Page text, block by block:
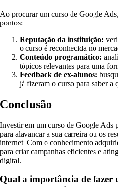
Ao procurar um curso de Google
pontos:
Reputação da instituição:
o curso é reconhecida no
Conteúdo programático:
tópicos relevantes para uma
Feedback de ex-alunos:
já fizeram o curso para saber a
Conclusão
Investir em um curso de Google Ads
para alavancar a sua carreira ou os
internet. Com o conhecimento
para criar campanhas eficientes e
digital.
Qual a importância de fazer